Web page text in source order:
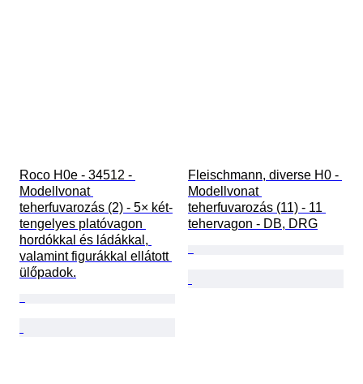
Roco H0e - 34512 -
Modellvonat
teherfuvarozás (2) - 5× két-
tengelyes platóvagon
hordókkal és ládákkal,
valamint figurákkal ellátott
ülőpadok.
Fleischmann, diverse H0 -
Modellvonat
teherfuvarozás (11) - 11
tehervagon - DB, DRG